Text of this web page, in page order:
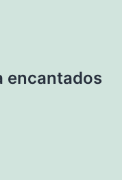
encantados